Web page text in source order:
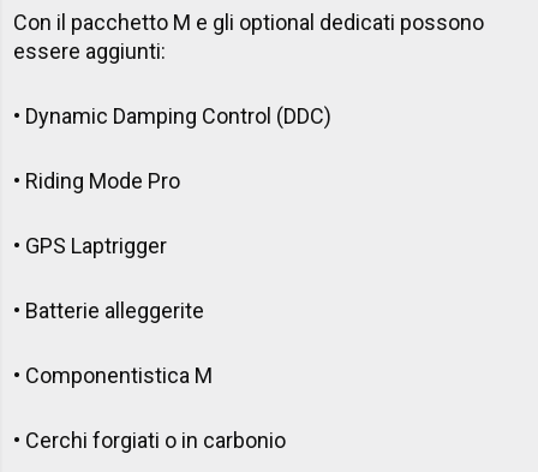
Con il pacchetto M e gli optional dedicati possono
essere aggiunti:
• Dynamic Damping Control (DDC)
• Riding Mode Pro
• GPS Laptrigger
• Batterie alleggerite
• Componentistica M
• Cerchi forgiati o in carbonio